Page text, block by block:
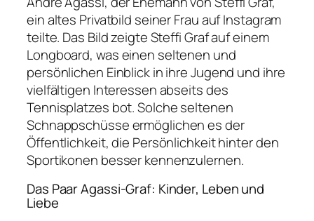
ein altes Privatbild seiner Frau auf Instagram
teilte. Das Bild zeigte Steffi Graf auf einem
Longboard, was einen seltenen und
persönlichen Einblick in ihre Jugend und ihre
vielfältigen Interessen abseits des
Tennisplatzes bot. Solche seltenen
Schnappschüsse ermöglichen es der
Öffentlichkeit, die Persönlichkeit hinter den
Sportikonen besser kennenzulernen.
Das Paar Agassi-Graf: Kinder, Leben und
Liebe